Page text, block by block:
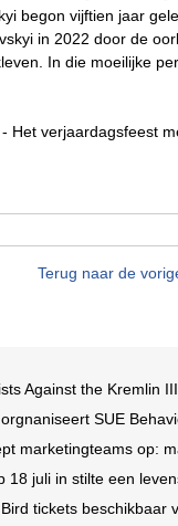
begon vijftien jaar
in 2022 door de
In die moeilijke
Het verjaardagsfeest
Terug naar de
Against the Kremlin III
SUE
marketingteams op:
18 juli in stilte een
tickets beschikbaar